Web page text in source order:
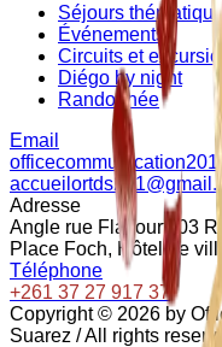
Séjours
Événements
Circuits et
Diégo by night
Randonnée
Email
Adresse
Angle rue Flacourt, 03
Place Foch, Hôtel de ville
Téléphone
+261 37 27 917 37
Copyright © 2026 by
Suarez / All rights